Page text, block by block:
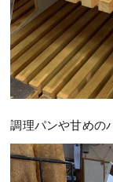
調理パンや甘めの